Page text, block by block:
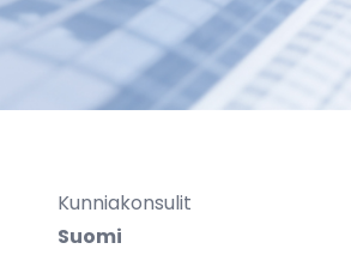
Kunniakonsulit
Suomi